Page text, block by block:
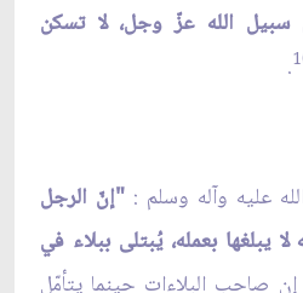
سبيل الله عزّ وجل، لا تسكن
.
عليه وآله وسلم :"إنّ الرجل
يبلغها بعمله، يُبتلى ببلاء في
صاحب البلاءات حينما يتأمّل